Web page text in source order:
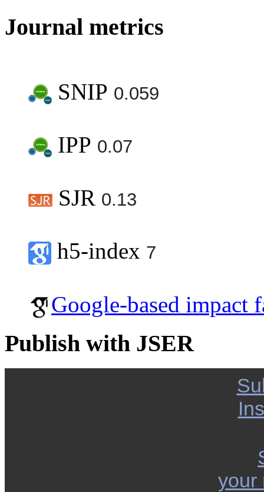
Journal metrics
SNIP 0.059
IPP 0.07
SJR 0.13
h5-index 7
Google-based impact
Publish with JSER
your